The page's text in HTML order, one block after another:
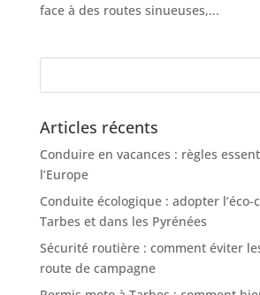
face à des routes sinueuses,...
Articles récents
Conduire en vacances : règles
l’Europe
Conduite écologique : adopter l’éco-
Tarbes et dans les Pyrénées
Sécurité routière : comment éviter
route de campagne